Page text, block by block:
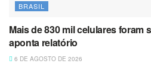
BRASIL
Mais de 830 mil celulares foram
aponta relatório
6 DE AGOSTO DE 2026